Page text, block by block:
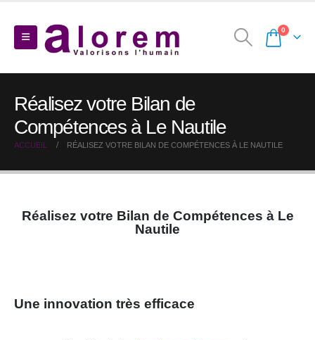
0
Réalisez votre Bilan de
Compétences à Le Nautile
ACCUEIL RÉALISEZ VOTRE BILAN DE COMPÉTENCES À LE NAUTILE
Réalisez votre Bilan de Compétences à Le
Nautile
Une innovation très efficace